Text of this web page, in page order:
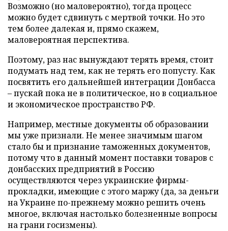
Возможно (но маловероятно), тогда процесс
можно будет сдвинуть с мертвой точки. Но это
тем более далекая и, прямо скажем,
маловероятная перспектива.
Поэтому, раз нас вынуждают терять время, стоит
подумать над тем, как не терять его попусту. Как
посвятить его дальнейшей интеграции Донбасса
– пускай пока не в политическое, но в социальное
и экономическое пространство РФ.
Например, местные документы об образовании
мы уже признали. Не менее значимым шагом
стало бы и признание таможенных документов,
потому что в данный момент поставки товаров с
донбасских предприятий в Россию
осуществляются через украинские фирмы-
прокладки, имеющие с этого маржу (да, за деньги
на Украине по-прежнему можно решить очень
многое, включая настолько болезненные вопросы
на грани госизмены).